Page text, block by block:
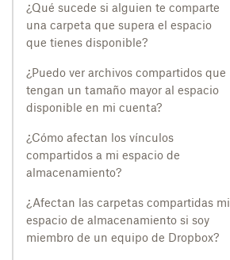
¿Qué sucede si alguien te comparte
una carpeta que supera el espacio
que tienes disponible?
¿Puedo ver archivos compartidos que
tengan un tamaño mayor al espacio
disponible en mi cuenta?
¿Cómo afectan los vínculos
compartidos a mi espacio de
almacenamiento?
¿Afectan las carpetas compartidas mi
espacio de almacenamiento si soy
miembro de un equipo de Dropbox?